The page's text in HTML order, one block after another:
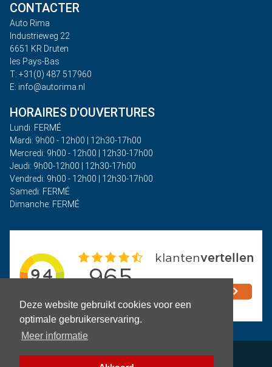
Deze website gebruikt cookies voor een
optimale gebruikerservaring.
Meer informatie
CONTACTER
Auto Rima
Industrieweg 22
6651 KR Druten
les Pays-Bas
T: +31(0) 487 517960
E: info@autorima.nl
HORAIRES D'OUVERTURES
Lundi: FERMÉ
Mardi: 9h00 - 12h00 | 12h30-17h00
Mercredi: 9h00 - 12h00 | 12h30-17h00
Jeudi: 9h00-12h00 | 12h30-17h00
Vendredi: 9h00 - 12h00 | 12h30-17h00
Samedi: FERMÉ
Dimanche: FERMÉ
Politique de confidentialité